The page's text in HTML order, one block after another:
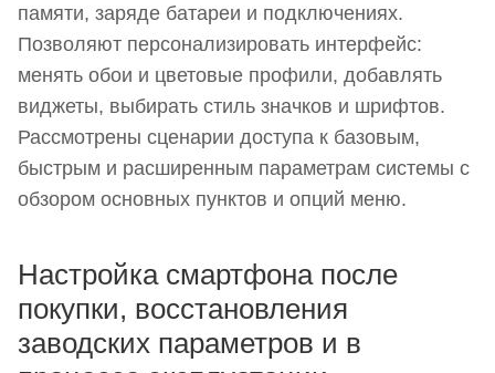
памяти, заряде батареи и подключениях.
Позволяют персонализировать интерфейс:
менять обои и цветовые профили, добавлять
виджеты, выбирать стиль значков и шрифтов.
Рассмотрены сценарии доступа к базовым,
быстрым и расширенным параметрам системы с
обзором основных пунктов и опций меню.
Настройка смартфона после
покупки, восстановления
заводских параметров и в